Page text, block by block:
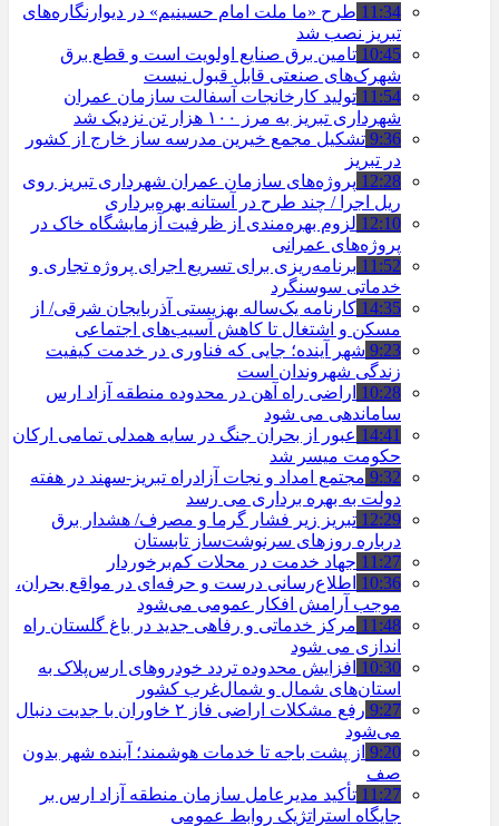
11:34 طرح «ما ملت امام حسینیم» در دیوارنگاره‌های
تبریز نصب شد
10:45 تامین برق صنایع اولویت است و قطع برق
شهرک‌های صنعتی قابل قبول نیست
11:54 تولید کارخانجات آسفالت سازمان عمران
شهرداری تبریز به مرز ۱۰۰ هزار تن نزدیک شد
9:36 تشکیل مجمع خیرین مدرسه ‌ساز خارج از کشور
در تبریز
12:28 پروژه‌های سازمان عمران شهرداری تبریز روی
ریل اجرا / چند طرح در آستانه بهره‌برداری
12:10 لزوم بهره‌مندی از ظرفیت آزمایشگاه خاک در
پروژه‌های عمرانی
11:52 برنامه‌ریزی برای تسریع اجرای پروژه تجاری و
خدماتی سوسنگرد
14:35 کارنامه یک‌ساله بهزیستی آذربایجان شرقی/ از
مسکن و اشتغال تا کاهش آسیب‌های اجتماعی
9:23 شهر آینده؛ جایی که فناوری در خدمت کیفیت
زندگی شهروندان است
10:28 اراضی راه آهن در محدوده منطقه آزاد ارس
ساماندهی می شود
14:41 عبور از بحران جنگ در سایه همدلی تمامی ارکان
حکومت میسر شد
9:32 مجتمع امداد و نجات آزادراه تبریز-سهند در هفته
دولت به بهره ‌برداری می‌ رسد
12:29 تبریز زیر فشار گرما و مصرف/ هشدار برق
درباره روزهای سرنوشت‌ساز تابستان
11:27 جهاد خدمت در محلات کم‌برخوردار
10:36 اطلاع‌رسانی درست و حرفه‌ای در مواقع بحران،
موجب آرامش افکار عمومی می‌شود
11:48 مرکز خدماتی و رفاهی جدید در باغ گلستان راه
اندازی می شود
10:30 افزایش محدوده تردد خودروهای ارس‌پلاک به
استان‌های شمال و شمال‌غرب کشور
9:27
رفع مشکلات اراضی فاز ۲ خاوران با جدیت دنبال
می‌شود
9:20 از پشت باجه تا خدمات هوشمند؛ آینده شهر بدون
صف
11:27 تأکید مدیرعامل سازمان منطقه آزاد ارس بر
جایگاه استراتژیک روابط عمومی